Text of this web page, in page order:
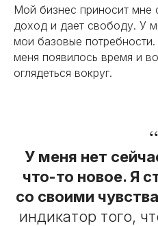
Мой бизнес приносит мне
доход и дает свободу. У
мои базовые
меня появилось время и
оглядеться вокруг.
“
У меня нет
что-то новое. Я
со своими
индикатор того,